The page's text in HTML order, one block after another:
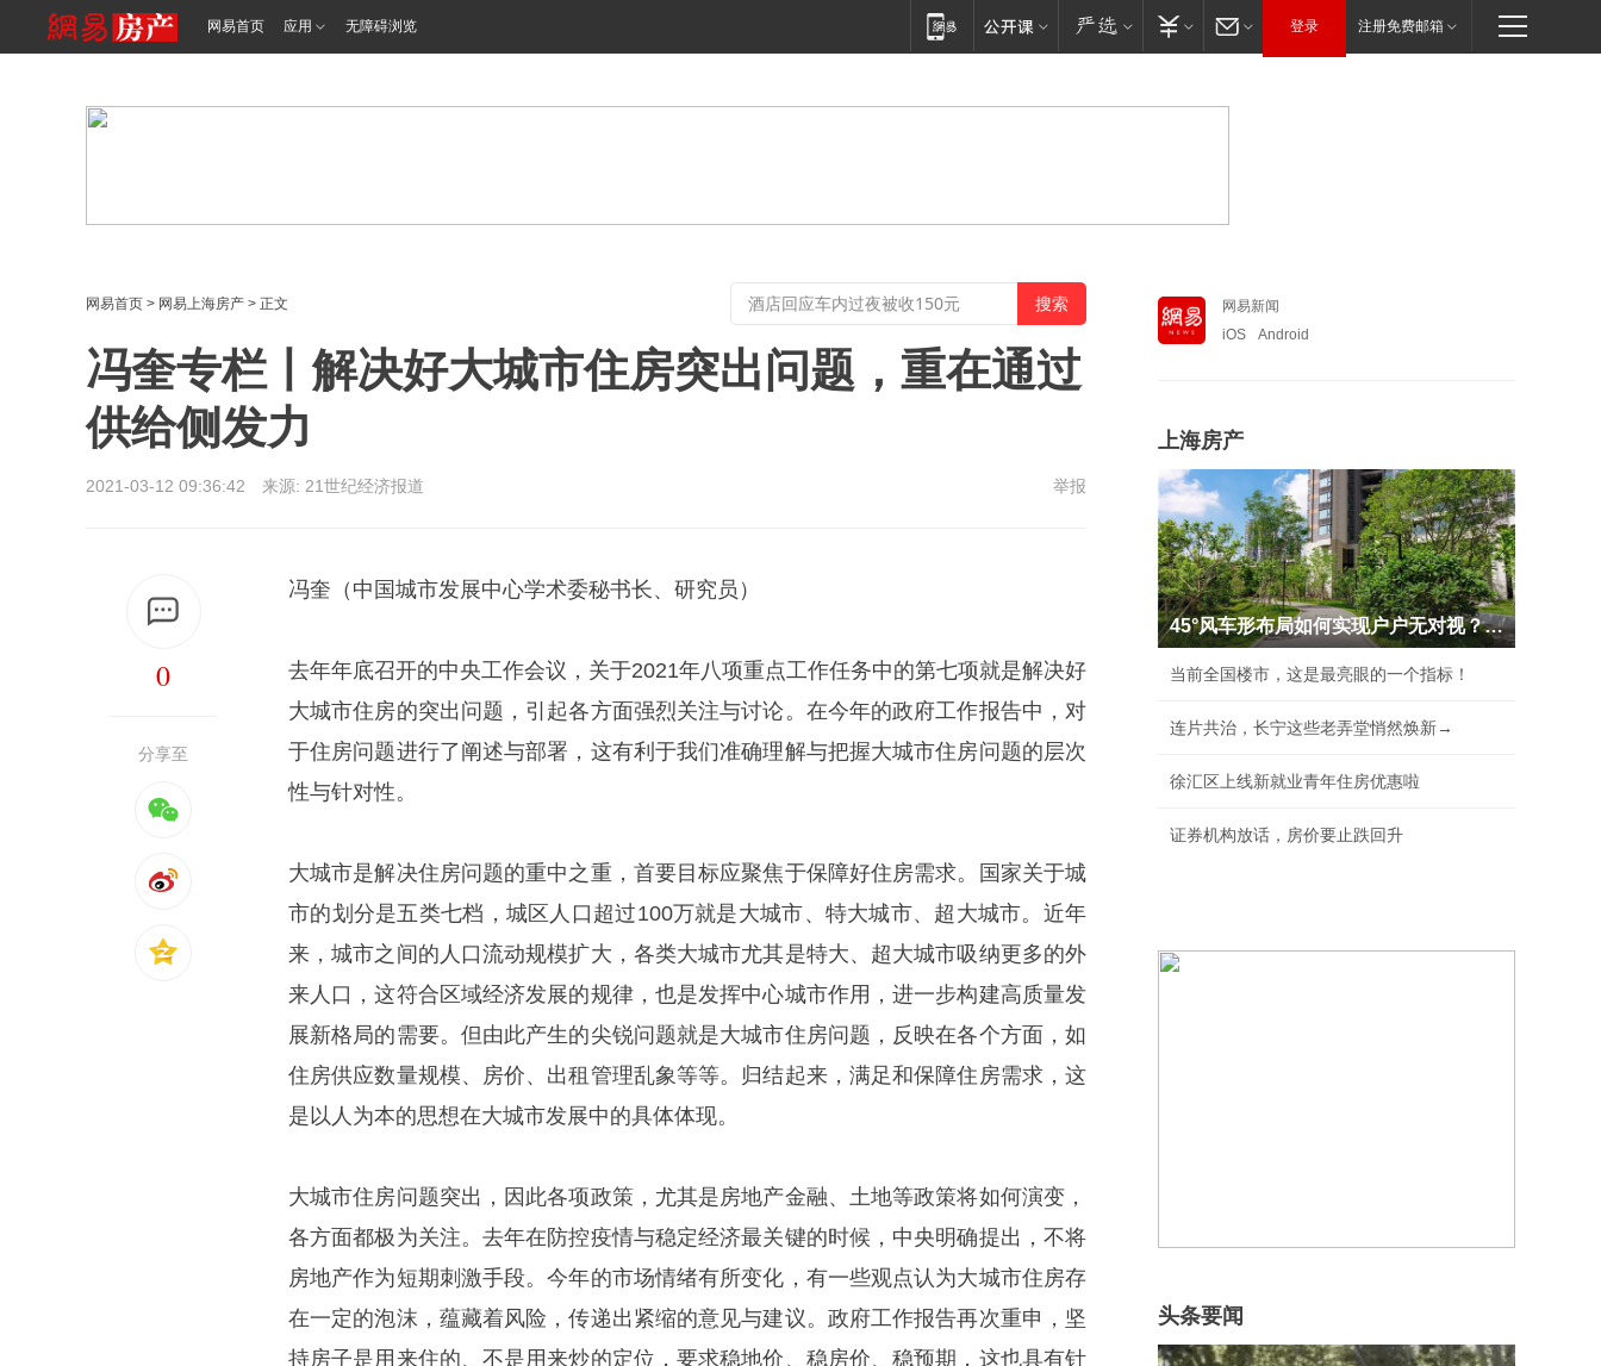
网易首页 应用 无障碍浏览 登录 注册免费邮箱
网易首页 > 网易上海房产 > 正文
冯奎专栏丨解决好大城市住房突出问题，重在通过
供给侧发力
2021-03-12 09:36:42 来源: 21世纪经济报道 举报
0
分享至
冯奎（中国城市发展中心学术委秘书长、研究员）
去年年底召开的中央工作会议，关于2021年八项重点工作任务中的第七项就是解决好
大城市住房的突出问题，引起各方面强烈关注与讨论。在今年的政府工作报告中，对
于住房问题进行了阐述与部署，这有利于我们准确理解与把握大城市住房问题的层次
性与针对性。
大城市是解决住房问题的重中之重，首要目标应聚焦于保障好住房需求。国家关于城
市的划分是五类七档，城区人口超过100万就是大城市、特大城市、超大城市。近年
来，城市之间的人口流动规模扩大，各类大城市尤其是特大、超大城市吸纳更多的外
来人口，这符合区域经济发展的规律，也是发挥中心城市作用，进一步构建高质量发
展新格局的需要。但由此产生的尖锐问题就是大城市住房问题，反映在各个方面，如
住房供应数量规模、房价、出租管理乱象等等。归结起来，满足和保障住房需求，这
是以人为本的思想在大城市发展中的具体体现。
大城市住房问题突出，因此各项政策，尤其是房地产金融、土地等政策将如何演变，
各方面都极为关注。去年在防控疫情与稳定经济最关键的时候，中央明确提出，不将
房地产作为短期刺激手段。今年的市场情绪有所变化，有一些观点认为大城市住房存
在一定的泡沫，蕴藏着风险，传递出紧缩的意见与建议。政府工作报告再次重申，坚
持房子是用来住的、不是用来炒的定位，要求稳地价、稳房价、稳预期，这也具有针
网易新闻
iOS
Android
上海房产
45°风车形布局如何实现户户无对视？新世界·天
当前全国楼市，这是最亮眼的一个指标！
连片共治，长宁这些老弄堂悄然焕新→
徐汇区上线新就业青年住房优惠啦
证券机构放话，房价要止跌回升
头条要闻